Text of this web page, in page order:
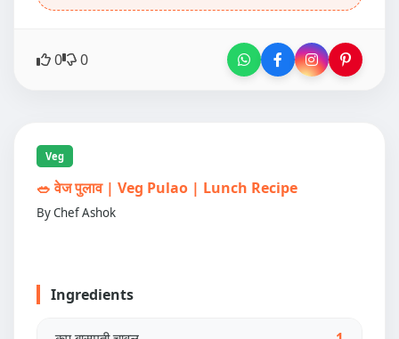
0 0
Veg
🥗 वेज पुलाव | Veg Pulao | Lunch Recipe
By Chef Ashok
Ingredients